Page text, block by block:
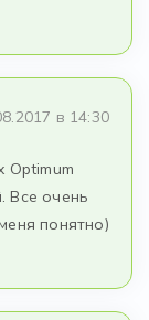
в 14:30
Optimum
Все очень
понятно)